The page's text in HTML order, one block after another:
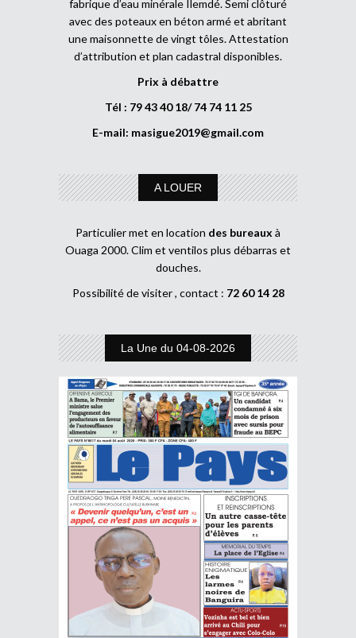
fabrique d’eau minérale Ilemdé. Semi clôturé
avec des poteaux en béton armé et abritant
une maisonnette de vingt tôles. Attestation
d’attribution et plan cadastral disponibles.
Prix à débattre
Tél : 79 43 40 18/ 74 74 11 25
E-mail: masigue2019@gmail.com
A LOUER
Particulier met en location des bureaux à
Ouaga 2000. Clim et ventilos plus débarras et
douches.
Possibilité de visiter , contact : 72 60 14 28
La Une du 04-08-2026